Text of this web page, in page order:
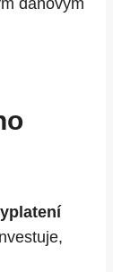
daňovým